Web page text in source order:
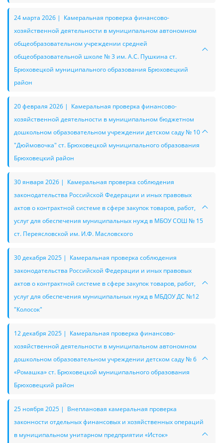
24 марта 2026 | Камеральная проверка финансово-
хозяйственной деятельности в муниципальном автономном
общеобразовательном учреждении средней
общеобразовательной школе № 3 им. А.С. Пушкина ст.
Брюховецкой муниципального образования Брюховецкий
район
20 февраля 2026 | Камеральная проверка финансово-
хозяйственной деятельности в муниципальном бюджетном
дошкольном образовательном учреждении детском саду № 10
"Дюймовочка" ст. Брюховецкой муниципального образования
Брюховецкий район
30 января 2026 | Камеральная проверка соблюдения
законодательства Российской Федерации и иных правовых
актов о контрактной системе в сфере закупок товаров, работ,
услуг для обеспечения муниципальных нужд в МБОУ СОШ № 15
ст. Переясловской им. И.Ф. Масловского
30 декабря 2025 | Камеральная проверка соблюдения
законодательства Российской Федерации и иных правовых
актов о контрактной системе в сфере закупок товаров, работ,
услуг для обеспечения муниципальных нужд в МБДОУ ДС №12
"Колосок"
12 декабря 2025 | Камеральная проверка финансово-
хозяйственной деятельности в муниципальном автономном
дошкольном образовательном учреждении детском саду № 6
«Ромашка» ст. Брюховецкой муниципального образования
Брюховецкий район
25 ноября 2025 | Внеплановая камеральная проверка
законности отдельных финансовых и хозяйственных операций
в муниципальном унитарном предприятии «Исток»